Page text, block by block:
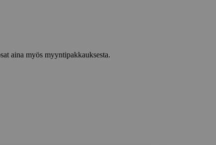
aina myös myyntipakkauksesta.